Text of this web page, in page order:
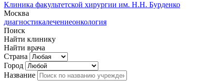
Клиника факультетской хирургии им. Н.Н. Бурденко
Москва
диагностикалечениеонкология
Поиск
Найти клинику
Найти врача
Страна
Город
Название